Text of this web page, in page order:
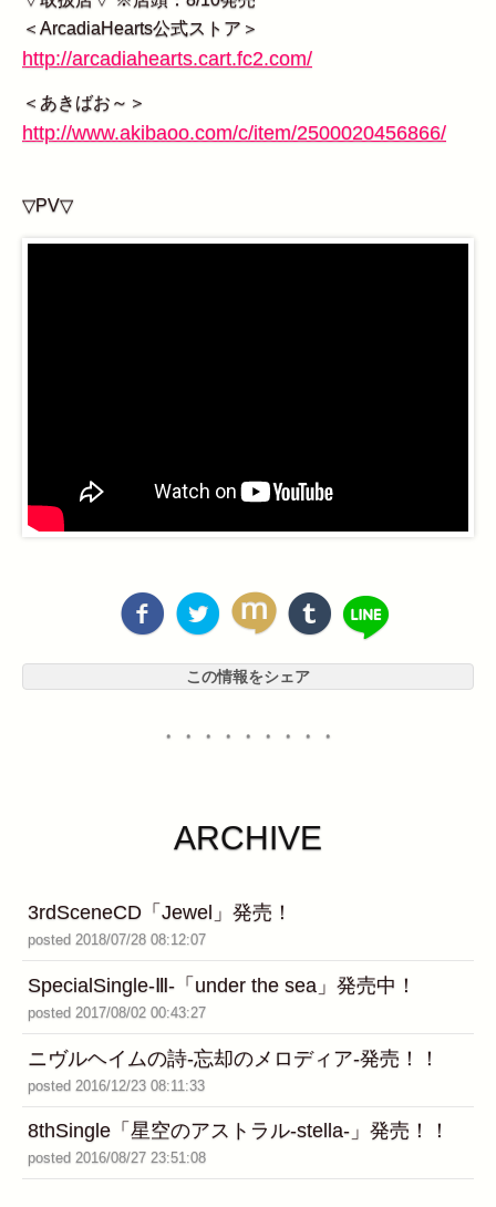
＜ArcadiaHearts公式ストア＞
http://arcadiahearts.cart.fc2.com/
＜あきばお～＞
http://www.akibaoo.com/c/item/2500020456866/
▽PV▽
この情報をシェア
・・・・・・・・・
ARCHIVE
3rdSceneCD「Jewel」発売！
posted 2018/07/28 08:12:07
SpecialSingle-Ⅲ-「under the sea」発売中！
posted 2017/08/02 00:43:27
ニヴルヘイムの詩-忘却のメロディア-発売！！
posted 2016/12/23 08:11:33
8thSingle「星空のアストラル-stella-」発売！！
posted 2016/08/27 23:51:08